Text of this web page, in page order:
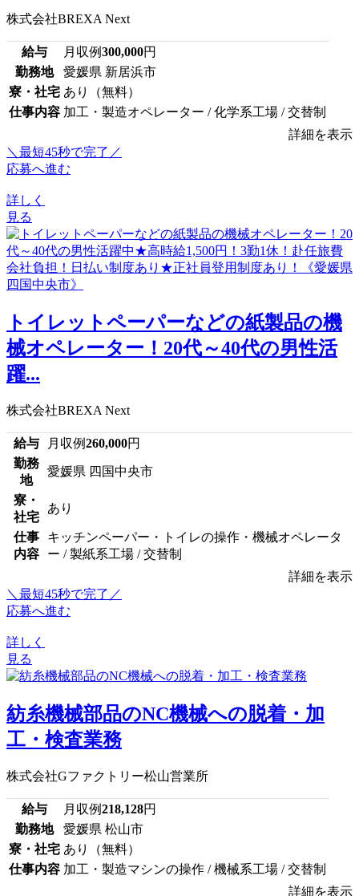
株式会社BREXA Next
給与 月収例300,000円
勤務地
愛媛県 新居浜市
寮・社宅 あり（無料）
仕事内容 加工・製造オペレーター / 化学系工場 / 交替制
詳細を表示
＼最短45秒で完了／
応募へ進む
詳しく
見る
トイレットペーパーなどの紙製品の機
械オペレーター！20代～40代の男性活
躍...
株式会社BREXA Next
給与 月収例260,000円
勤務
地
愛媛県 四国中央市
寮・
社宅
あり
仕事
内容
キッチンペーパー・トイレの操作・機械オペレータ
ー / 製紙系工場 / 交替制
詳細を表示
＼最短45秒で完了／
応募へ進む
詳しく
見る
紡糸機械部品のNC機械への脱着・加
工・検査業務
株式会社Gファクトリー松山営業所
給与 月収例218,128円
勤務地
愛媛県 松山市
寮・社宅 あり（無料）
仕事内容 加工・製造マシンの操作 / 機械系工場 / 交替制
詳細を表示